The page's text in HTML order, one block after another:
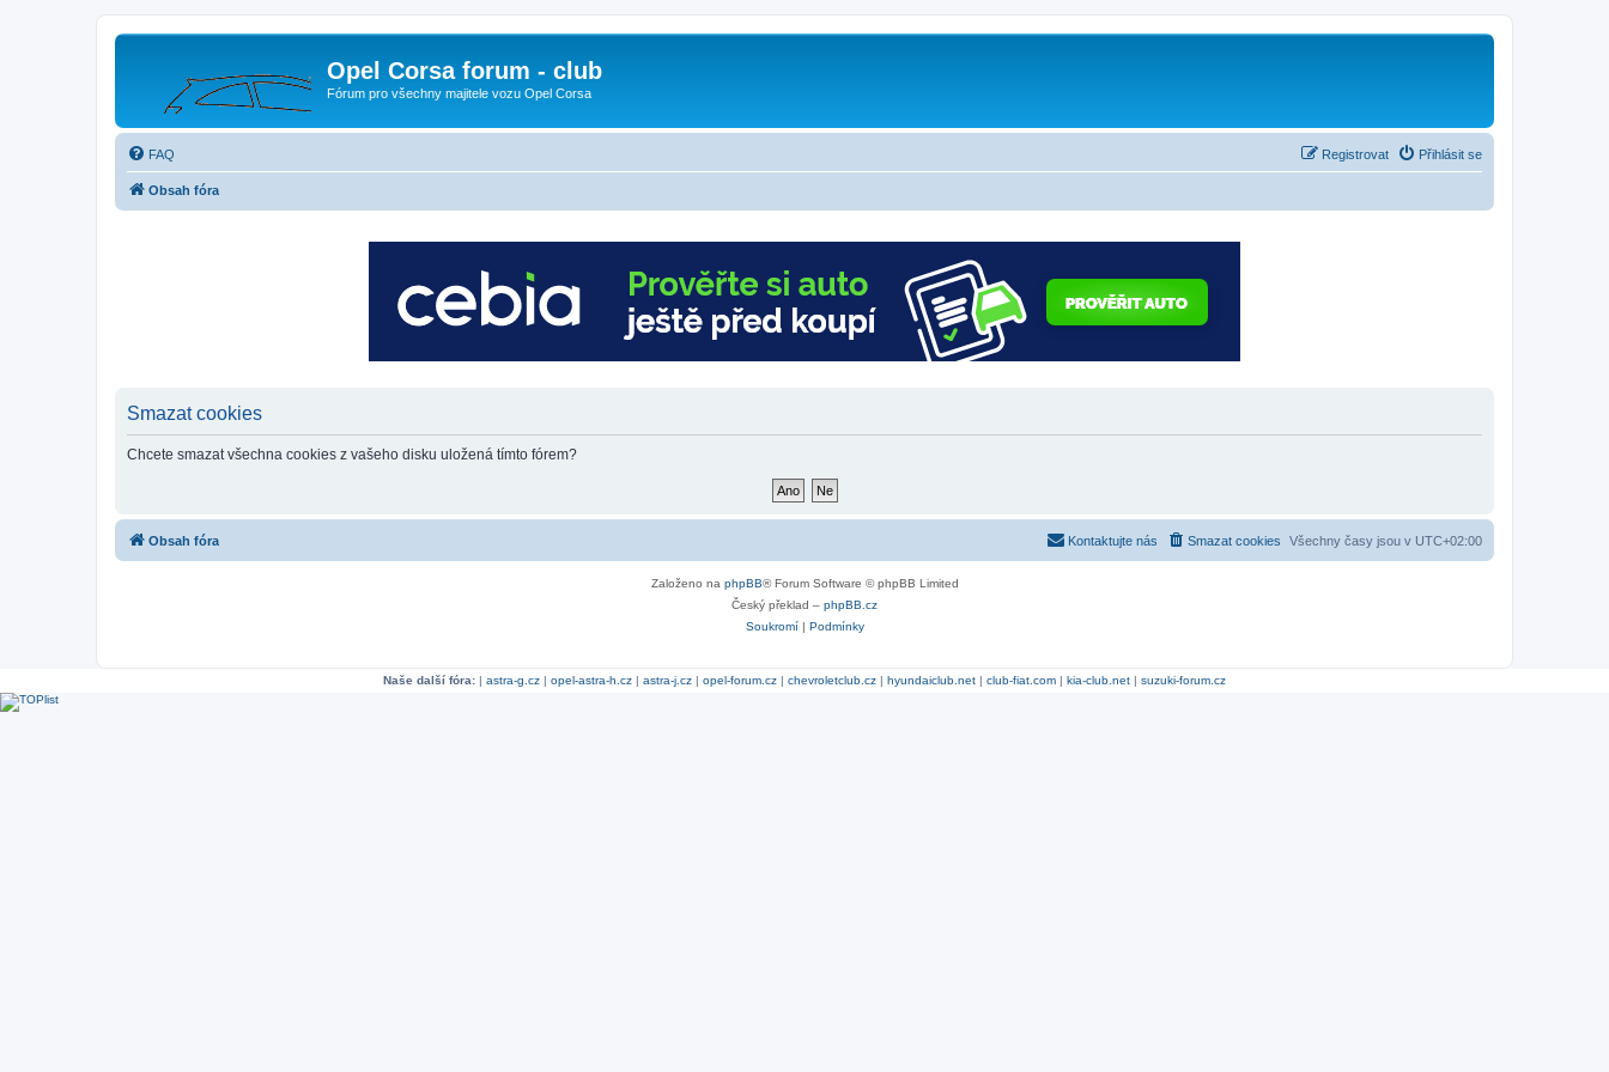
Opel Corsa forum - club
Fórum pro všechny majitele vozu Opel Corsa
FAQ Přihlásit se
Registrovat
Obsah fóra
Smazat cookies
Chcete smazat všechna cookies z vašeho disku uložená tímto fórem?
Obsah fóra Všechny časy jsou v UTC+02:00
Smazat cookies
Kontaktujte nás
Založeno na phpBB® Forum Software © phpBB Limited
Český překlad – phpBB.cz
Soukromí| Podmínky
Naše další fóra: | astra-g.cz | opel-astra-h.cz | astra-j.cz | opel-forum.cz | chevroletclub.cz | hyundaiclub.net | club-fiat.com | kia-club.net | suzuki-forum.cz